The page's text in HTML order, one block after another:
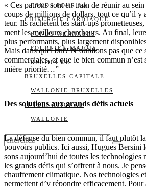
FONDS POUR LA
CHIRURGIE CARDIAQUE
FONDS WERNAERS
FOURNIER-MAJOIE
RÉGION DE
BRUXELLES-CAPITALE
WALLONIE-BRUXELLES
INTERNATIONAL
WALLONIE
« Ces pa­trons sont en train de réunir au
coups de mil­lions de dol­lars, tout ce qu’il y
teur. Ils ra­chètent les start-ups
ment les meilleurs cher­cheurs. Au final,
plus per­for­mants, plus lar­ge­ment
Mais dans quel but? N’ou­blions pas que ce
com­mer­ciales, et que le bien com­mun
mière prio­rité…”
Des solutions aux grands défis actuels
La dé­fense du bien com­mun, il faut plu­tôt
pou­voirs pu­blics. Ici aussi, Hugues Ber­sini
sons au­jour­d’hui de toutes les tech­no­lo­gies
les grands défis qui s’offrent à nous. Je
chauf­fe­ment cli­ma­tique. Nos tech­no­lo­gies
per­mettent d’y ré­pondre ef­fi­ca­ce­ment. Pour